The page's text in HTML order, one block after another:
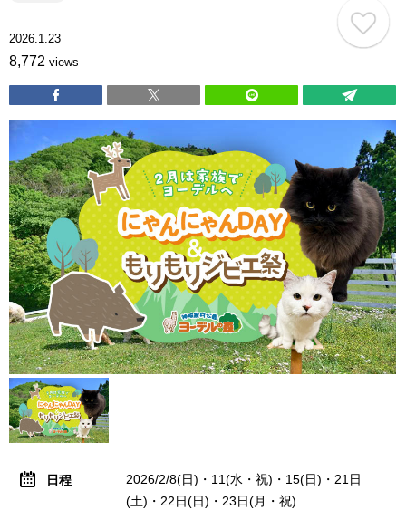
2026.1.23
8,772 views
日程
2026/2/8(日)・11(水・祝)・15(日)・21日
(土)・22日(日)・23日(月・祝)